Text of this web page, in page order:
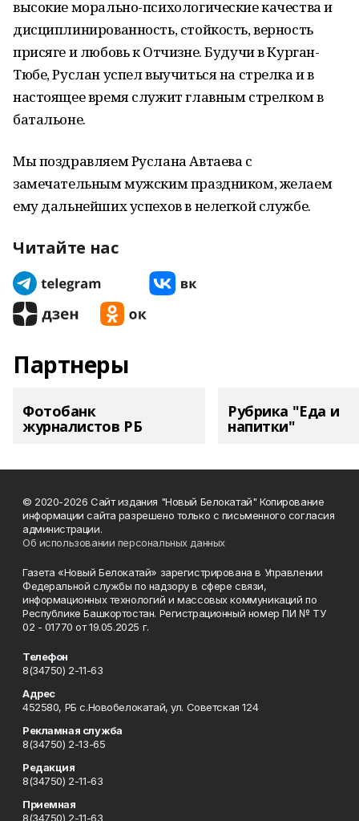
высокие морально-психологические качества и
дисциплинированность, стойкость, верность
присяге и любовь к Отчизне. Будучи в Курган-
Тюбе, Руслан успел выучиться на стрелка и в
настоящее время служит главным стрелком в
батальоне.
Мы поздравляем Руслана Автаева с
замечательным мужским праздником, желаем
ему дальнейших успехов в нелегкой службе.
Читайте нас
Партнеры
Фотобанк
журналистов РБ
Рубрика "Еда и
напитки"
© 2020-2026 Сайт издания "Новый Белокатай" Копирование
информации сайта разрешено только с письменного согласия
администрации.
Об использовании персональных данных
Газета «Новый Белокатай» зарегистрирована в Управлении
Федеральной службы по надзору в сфере связи,
информационных технологий и массовых коммуникаций по
Республике Башкортостан. Регистрационный номер ПИ № ТУ
02 - 01770 от 19.05.2025 г.
Телефон
8(34750) 2-11-63
Адрес
452580, РБ с.Новобелокатай, ул. Советская 124
Рекламная служба
8(34750) 2-13-65
Редакция
8(34750) 2-11-63
Приемная
8(34750) 2-11-63